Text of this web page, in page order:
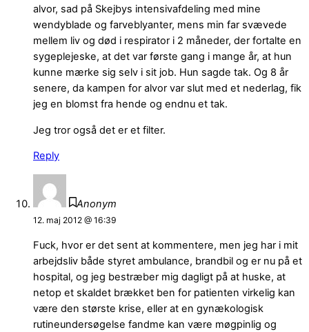
alvor, sad på Skejbys intensivafdeling med mine
wendyblade og farveblyanter, mens min far svævede
mellem liv og død i respirator i 2 måneder, der fortalte en
sygeplejeske, at det var første gang i mange år, at hun
kunne mærke sig selv i sit job. Hun sagde tak. Og 8 år
senere, da kampen for alvor var slut med et nederlag, fik
jeg en blomst fra hende og endnu et tak.
Jeg tror også det er et filter.
Reply
Anonym
12. maj 2012 @ 16:39
Fuck, hvor er det sent at kommentere, men jeg har i mit
arbejdsliv både styret ambulance, brandbil og er nu på et
hospital, og jeg bestræber mig dagligt på at huske, at
netop et skaldet brækket ben for patienten virkelig kan
være den største krise, eller at en gynækologisk
rutineundersøgelse fandme kan være møgpinlig og